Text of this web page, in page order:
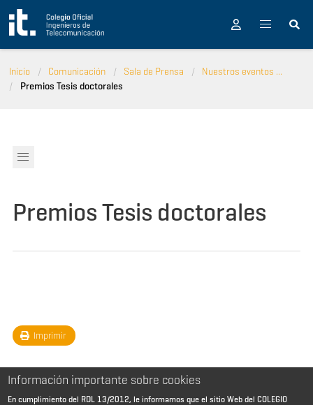
Pasar al contenido principal
Inicio Comunicación Sala de Prensa
Nuestros eventos ...
Premios Tesis doctorales
Premios Tesis doctorales
Imprimir
Información importante sobre cookies
En cumplimiento del RDL 13/2012, le informamos que el sitio Web del COLEGIO